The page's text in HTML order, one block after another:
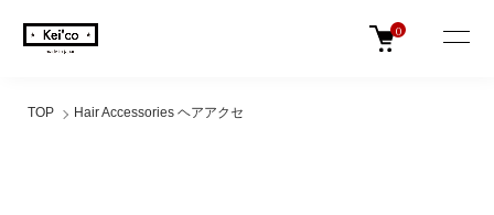
0
TOP Hair Accessories ヘアアクセ